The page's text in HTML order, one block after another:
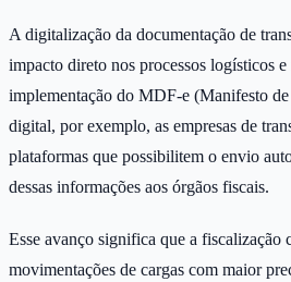
A digitalização da documentação de
impacto direto nos processos logísticos
implementação do MDF-e (Manifesto
digital, por exemplo, as empresas de
plataformas que possibilitem o envio
dessas informações aos órgãos fiscais.
Esse avanço significa que a fiscalização
movimentações de cargas com maior